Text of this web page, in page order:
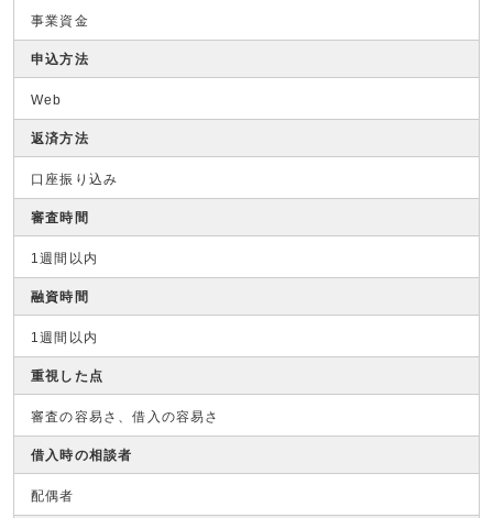
事業資金
申込方法
Web
返済方法
口座振り込み
審査時間
1週間以内
融資時間
1週間以内
重視した点
審査の容易さ、借入の容易さ
借入時の相談者
配偶者